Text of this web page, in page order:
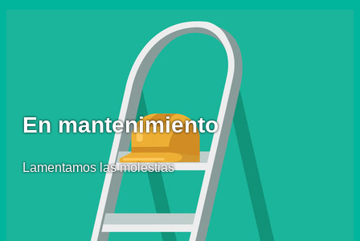
En mantenimiento
Lamentamos las molestias